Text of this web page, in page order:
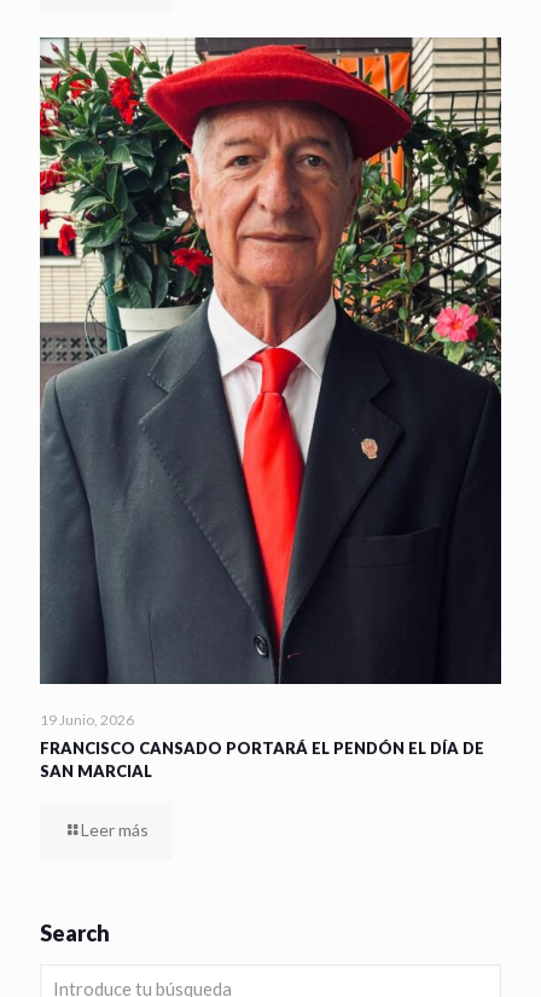
19 Junio, 2026
FRANCISCO CANSADO PORTARÁ EL PENDÓN EL DÍA DE
SAN MARCIAL
Leer más
Search